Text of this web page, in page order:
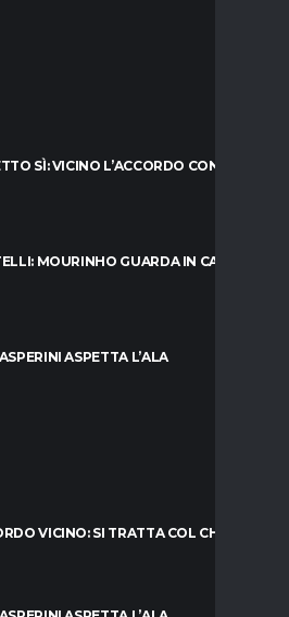
SÌ: VICINO L’ACCORDO CON LO
MOURINHO GUARDA IN CASA
ASPETTA L’ALA
VICINO: SI TRATTA COL CHELSEA